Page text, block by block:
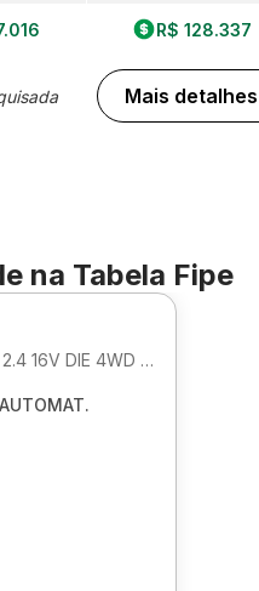
R$ 128.337
Mais detalhes
na Tabela Fipe
TRITON SPORT HPE-S 2.4 16V DIE 4WD AUTOMATICO
AUTOMAT.